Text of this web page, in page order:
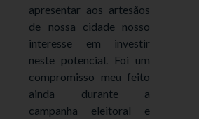
apresentar aos artesãos
de nossa cidade nosso
interesse em investir
neste potencial. Foi um
compromisso meu feito
ainda durante a
campanha eleitoral e